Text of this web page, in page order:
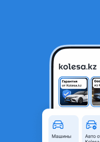
Датчик коленвала Mazda 323